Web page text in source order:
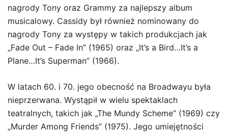
nagrody Tony oraz Grammy za najlepszy album
musicalowy. Cassidy był również nominowany do
nagrody Tony za występy w takich produkcjach jak
„Fade Out – Fade In” (1965) oraz „It’s a Bird…It’s a
Plane…It’s Superman” (1966).
W latach 60. i 70. jego obecność na Broadwayu była
nieprzerwana. Wystąpił w wielu spektaklach
teatralnych, takich jak „The Mundy Scheme” (1969) czy
„Murder Among Friends” (1975). Jego umiejętności